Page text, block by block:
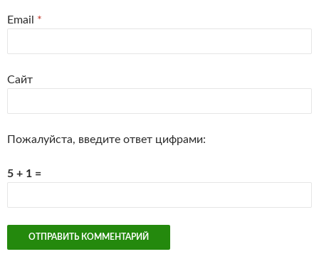
Email *
Сайт
Пожалуйста, введите ответ цифрами:
5 + 1 =